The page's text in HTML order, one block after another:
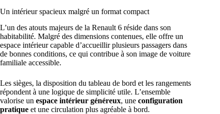
Un intérieur spacieux malgré un format compact
L’un des atouts majeurs de la Renault 6 réside dans son
habitabilité. Malgré des dimensions contenues, elle offre un
espace intérieur capable d’accueillir plusieurs passagers dans
de bonnes conditions, ce qui contribue à son image de voiture
familiale accessible.
Les sièges, la disposition du tableau de bord et les rangements
répondent à une logique de simplicité utile. L’ensemble
valorise un espace intérieur généreux, une configuration
pratique et une circulation plus agréable à bord.